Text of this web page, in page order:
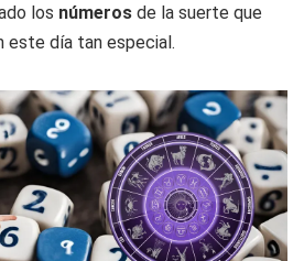
los números de la suerte que
este día tan especial.